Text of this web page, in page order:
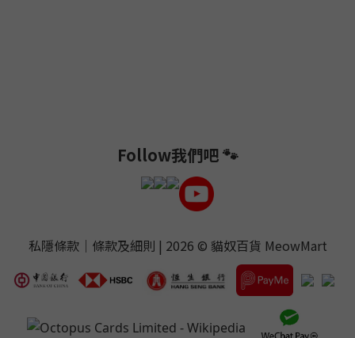
Follow我們吧 🐾
私隱條款｜ 條款及細則 | 2026 © 貓奴百貨 MeowMart